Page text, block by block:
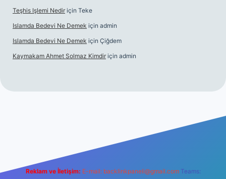
Teşhis Işlemi Nedir için Teke
Islamda Bedevi Ne Demek için admin
Islamda Bedevi Ne Demek için Çiğdem
Kaymakam Ahmet Solmaz Kimdir için admin
Reklam ve İletişim: E-mail: backlinkpaneli@gmail.com Teams: